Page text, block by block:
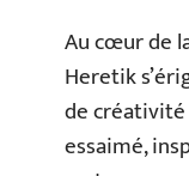
Au cœur de
Heretik
de créativité
essaimé,